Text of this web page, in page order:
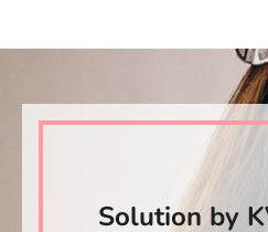
Solution by